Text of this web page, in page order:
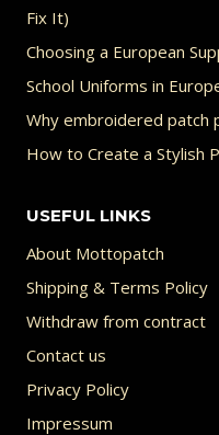
Fix It)
Choosing a European
School Uniforms in
Why embroidered patch
How to Create a Stylish
USEFUL LINKS
About Mottopatch
Shipping & Terms Policy
Withdraw from contract
Contact us
Privacy Policy
Impressum